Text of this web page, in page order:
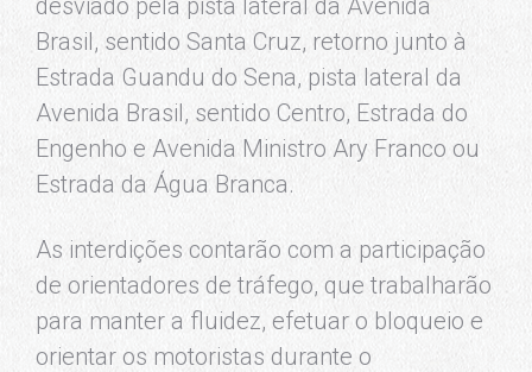
desviado pela pista lateral da Avenida
Brasil, sentido Santa Cruz, retorno junto à
Estrada Guandu do Sena, pista lateral da
Avenida Brasil, sentido Centro, Estrada do
Engenho e Avenida Ministro Ary Franco ou
Estrada da Água Branca.
As interdições contarão com a participação
de orientadores de tráfego, que trabalharão
para manter a fluidez, efetuar o bloqueio e
orientar os motoristas durante o